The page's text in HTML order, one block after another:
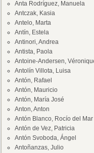
Anta Rodríguez, Manuela
Antczak, Kasia
Antelo, Marta
Antín, Estela
Antinori, Andrea
Antista, Paola
Antoine-Andersen,
Antolín Villota, Luisa
Antón, Rafael
Antón, Mauricio
Antón, María José
Anton, Anton
Antón Blanco, Rocío del Mar
Antón de Vez, Patricia
Antón Svoboda, Ángel
Antoñanzas, Julio